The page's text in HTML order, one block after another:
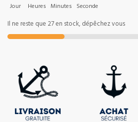
Jour Heures Minutes Seconde
Il ne reste que 27 en stock, dépêchez vous